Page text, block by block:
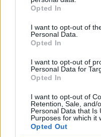
Opted In
I want to opt-out of
Personal Data.
Opted In
I want to opt-out of
Personal Data for
Opted In
I want to opt-out of
Retention, Sale, and/
Personal Data that Is
Purposes for which it
Opted Out
26/02/2019
Σήμερα κλείνουν πέντε
Σεβαστουπόλεως
Κεραμεικό στις 8μμ. Στην εκδήλωση θα παρουσιαστεί και το
ευρωεκλογές, στις οποίες θα